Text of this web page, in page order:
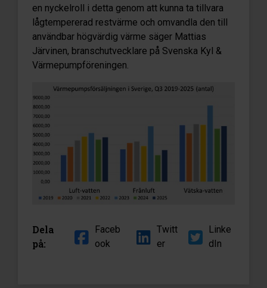
en nyckelroll i detta genom att kunna ta tillvara
lågtempererad restvärme och omvandla den till
användbar högvärdig värme säger Mattias
Järvinen, branschutvecklare på Svenska Kyl &
Värmepumpföreningen.
Dela
på:
Faceb
ook
Twitt
er
Linke
dIn